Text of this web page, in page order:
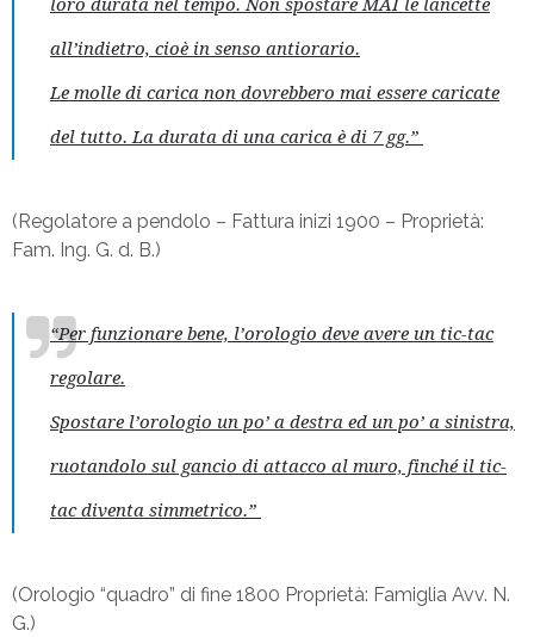
loro durata nel tempo.Non spostare MAI le lancette
all’indietro, cioè in senso antiorario.
Le molle di carica non dovrebbero mai essere caricate
del tutto. La durata di una carica è di 7 gg.”
(Regolatore a pendolo – Fattura inizi 1900 – Proprietà:
Fam. Ing. G. d. B.)
“Per funzionare bene, l’orologio deve avere un tic-tac
regolare.
Spostare l’orologio un po’ a destra ed un po’ a sinistra,
ruotandolo sul gancio di attacco al muro, finché il tic-
tac diventa simmetrico.”
(Orologio “quadro” di fine 1800 Proprietà: Famiglia Avv. N.
G.)